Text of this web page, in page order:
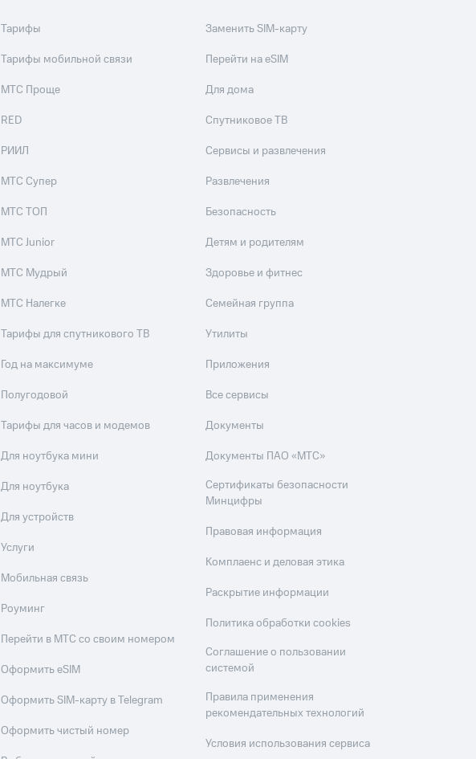
Тарифы
Тарифы мобильной связи
МТС Проще
RED
РИИЛ
МТС Супер
МТС ТОП
МТС Junior
МТС Мудрый
МТС Налегке
Тарифы для спутникового ТВ
Год на максимуме
Полугодовой
Тарифы для часов и модемов
Для ноутбука мини
Для ноутбука
Для устройств
Услуги
Мобильная связь
Роуминг
Перейти в МТС со своим номером
Оформить eSIM
Оформить SIM-карту в Telegram
Оформить чистый номер
Заменить SIM-карту
Перейти на eSIM
Для дома
Спутниковое ТВ
Сервисы и развлечения
Развлечения
Безопасность
Детям и родителям
Здоровье и фитнес
Семейная группа
Утилиты
Приложения
Все сервисы
Документы
Документы ПАО «МТС»
Сертификаты безопасности
Минцифры
Правовая информация
Комплаенс и деловая этика
Раскрытие информации
Политика обработки cookies
Соглашение о пользовании
системой
Правила применения
рекомендательных технологий
Условия использования сервиса